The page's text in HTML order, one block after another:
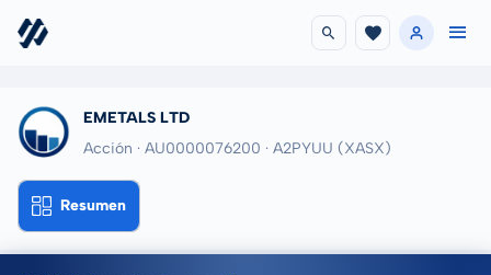
EMETALS LTD
Acción · AU0000076200 · A2PYUU (XASX)
Resumen